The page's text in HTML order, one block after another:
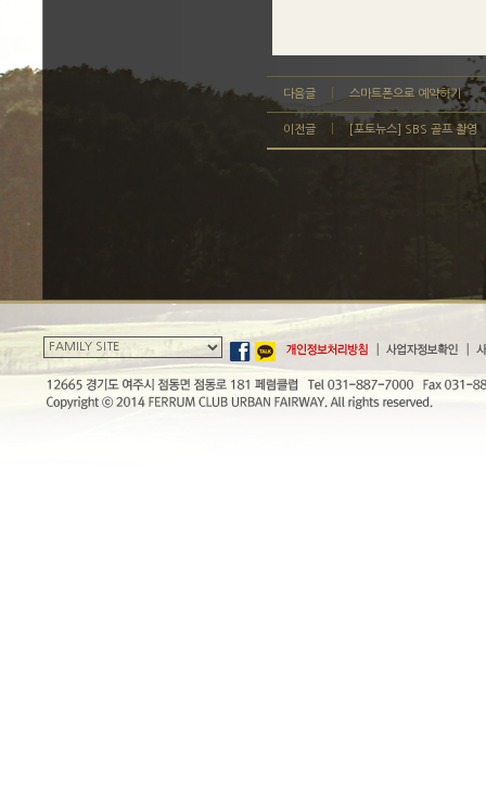
다음글 스마트폰으로 예약하기
이전글 [포토뉴스] SBS 골프 촬영